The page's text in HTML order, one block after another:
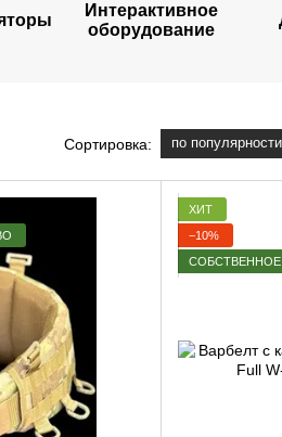
Интерактивное
оборудование
Сортировка: по популярности
ХИТ
−10%